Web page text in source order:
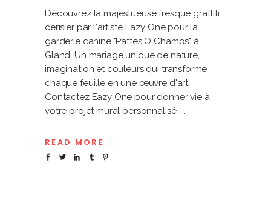
Découvrez la majestueuse fresque graffiti
cerisier par l'artiste Eazy One pour la
garderie canine "Pattes O Champs" à
Gland. Un mariage unique de nature,
imagination et couleurs qui transforme
chaque feuille en une œuvre d'art.
Contactez Eazy One pour donner vie à
votre projet mural personnalisé.
READ MORE